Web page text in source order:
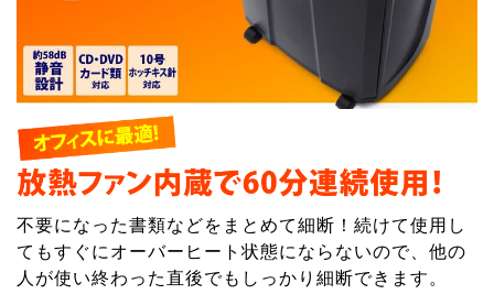
不要になった書類などをまとめて細断！続けて使用し
てもすぐにオーバーヒート状態にならないので、他の
人が使い終わった直後でもしっかり細断できます。